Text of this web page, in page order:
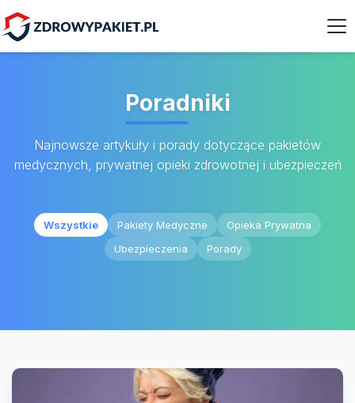
Poradniki
Najnowsze artykuły i porady dotyczące pakietów
medycznych, prywatnej opieki zdrowotnej i ubezpieczeń
Wszystkie Pakiety Medyczne
Opieka Prywatna
Ubezpieczenia
Porady